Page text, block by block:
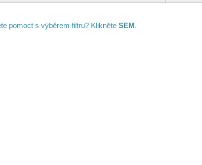
pomoct s výběrem filtru? Klikněte SEM.